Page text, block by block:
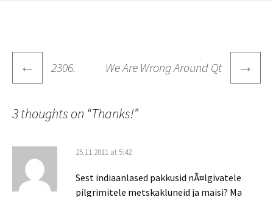
Post
navigation
← 2306. We Are Wrong Around Qt →
3 thoughts on “Thanks!”
25.11.2011 at 5:42
Sest indiaanlased pakkusid nÃ¤lgivatele
pilgrimitele metskakluneid ja maisi? Ma